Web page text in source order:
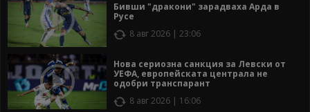
Бивши "дракони" зарадваха Арда в
Русе
8 авг 2026 | 23:06
Нова сериозна санкция за Левски от
УЕФА, европейската централа не
одобри транспарант
8 авг 2026 | 16:06